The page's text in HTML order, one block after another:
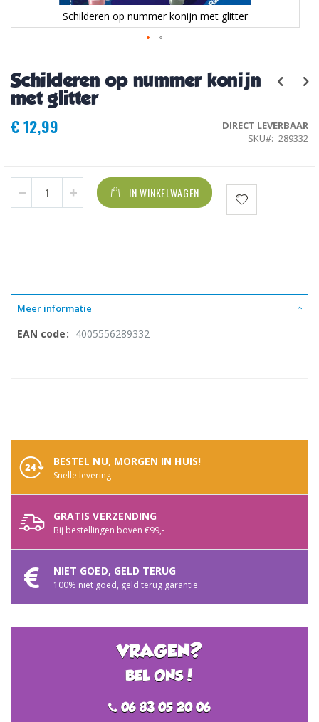
Schilderen op nummer konijn
met glitter
€ 12,99
DIRECT LEVERBAAR
SKU
289332
IN WINKELWAGEN
Schilderen op nummer konijn met glitter
het
begin
van
de
afbeeldingen-
Meer informatie
Meer
4005556289332
BESTEL NU, MORGEN IN HUIS!
Snelle levering
GRATIS VERZENDING
Bij bestellingen boven €99,-
NIET GOED, GELD TERUG
100% niet goed, geld terug garantie
VRAGEN?
BEL ONS!
06 83 05 20 06